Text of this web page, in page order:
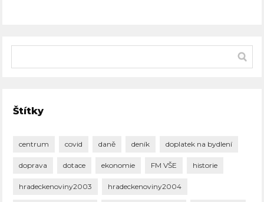
Štítky
centrum covid daně deník doplatek na bydlení
doprava dotace ekonomie FM VŠE historie
hradeckenoviny2003 hradeckenoviny2004